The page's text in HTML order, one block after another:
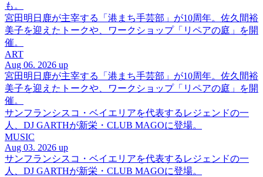
も。
宮田明日鹿が主宰する「港まち手芸部」が10周年。佐久間裕
美子を迎えたトークや、ワークショップ「リペアの庭」を開
催。
ART
Aug 06. 2026 up
宮田明日鹿が主宰する「港まち手芸部」が10周年。佐久間裕
美子を迎えたトークや、ワークショップ「リペアの庭」を開
催。
サンフランシスコ・ベイエリアを代表するレジェンドの一
人、DJ GARTHが新栄・CLUB MAGOに登場。
MUSIC
Aug 03. 2026 up
サンフランシスコ・ベイエリアを代表するレジェンドの一
人、DJ GARTHが新栄・CLUB MAGOに登場。